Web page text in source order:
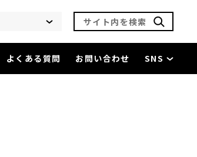
サイト内を検索
よくある質問 お問い合わせ SNS